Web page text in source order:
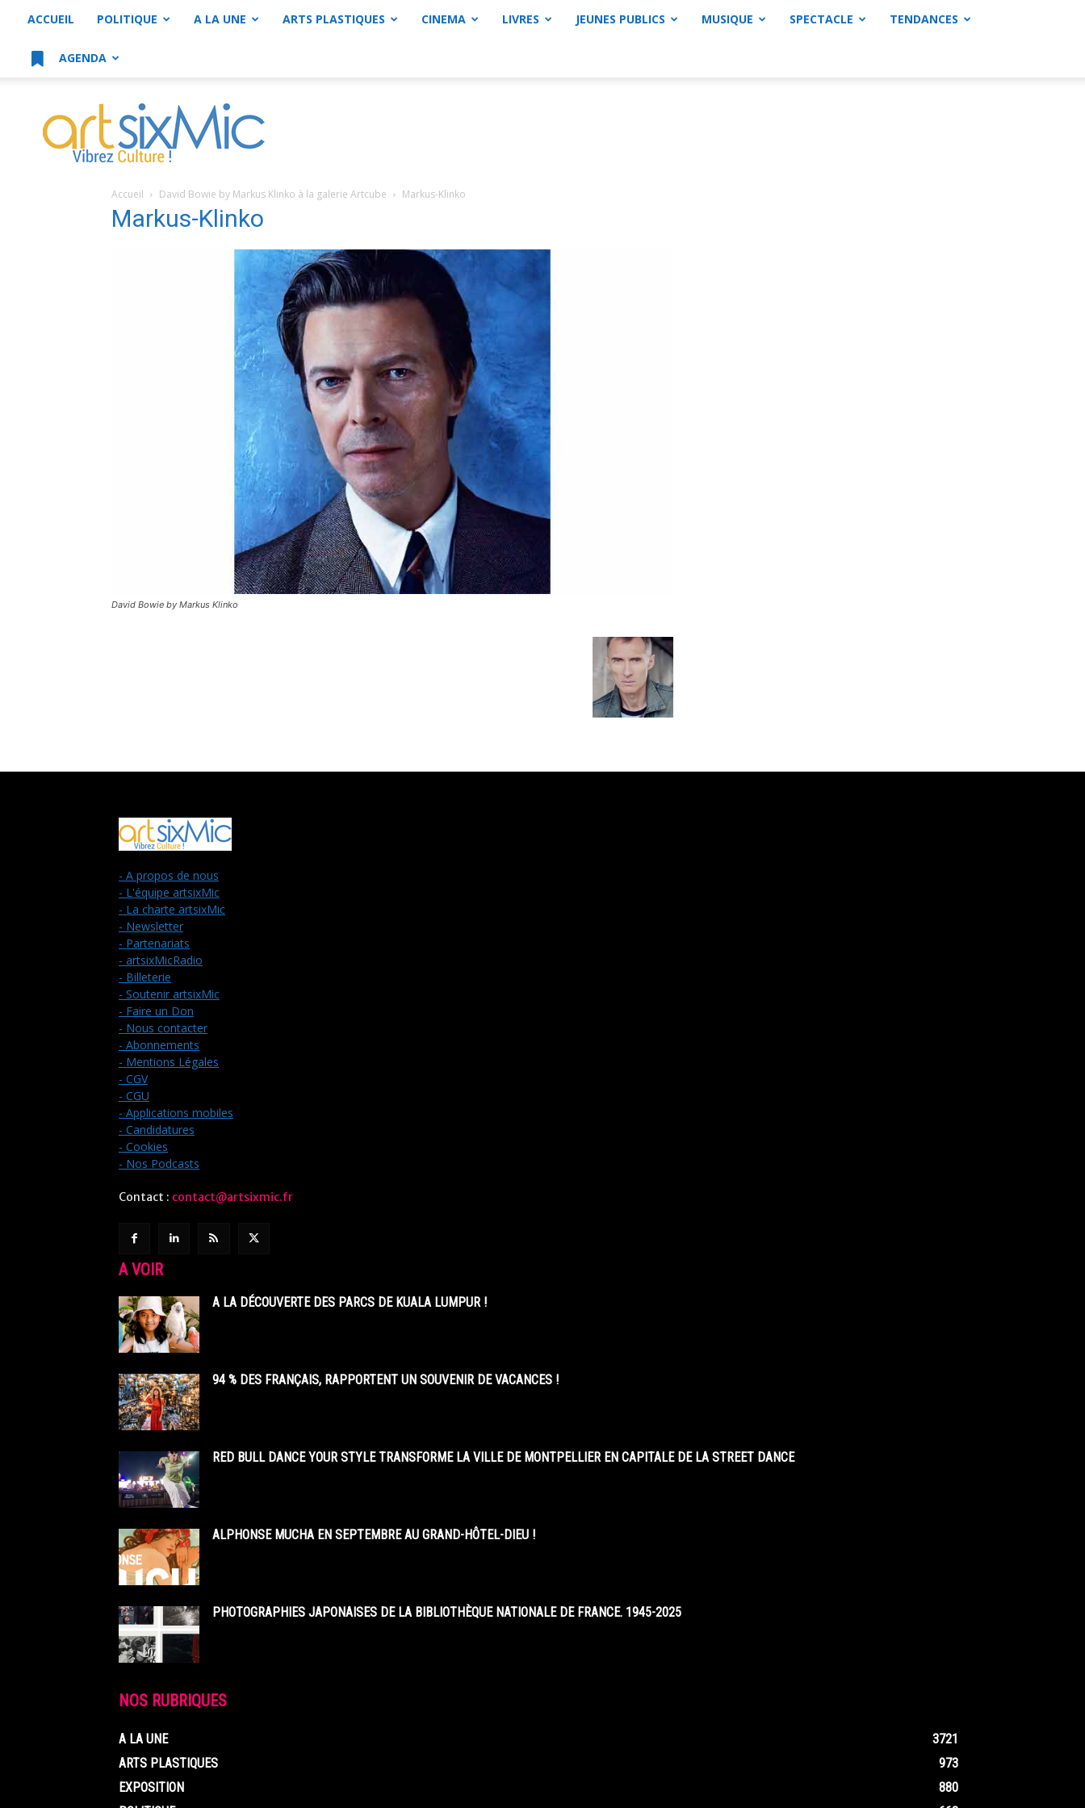
ACCUEIL POLITIQUE A LA UNE ARTS PLASTIQUES CINEMA LIVRES JEUNES PUBLICS MUSIQUE SPECTACLE TENDANCES
AGENDA
artsixMic
Accueil David Bowie by Markus Klinko à la galerie Artcube Markus-Klinko
Markus-Klinko
David Bowie by Markus Klinko
- A propos de nous
- L'équipe artsixMic
- La charte artsixMic
- Newsletter
- Partenariats
- artsixMicRadio
- Billeterie
- Soutenir artsixMic
- Faire un Don
- Nous contacter
- Abonnements
- Mentions Légales
- CGV
- CGU
- Applications mobiles
- Candidatures
- Cookies
- Nos Podcasts
Contact : contact@artsixmic.fr
A VOIR
A LA DÉCOUVERTE DES PARCS DE KUALA LUMPUR !
94 % DES FRANÇAIS, RAPPORTENT UN SOUVENIR DE VACANCES !
RED BULL DANCE YOUR STYLE TRANSFORME LA VILLE DE MONTPELLIER EN CAPITALE DE LA STREET DANCE
ALPHONSE MUCHA EN SEPTEMBRE AU GRAND-HÔTEL-DIEU !
PHOTOGRAPHIES JAPONAISES DE LA BIBLIOTHÈQUE NATIONALE DE FRANCE. 1945-2025
NOS RUBRIQUES
A LA UNE
3721
ARTS PLASTIQUES
973
EXPOSITION
880